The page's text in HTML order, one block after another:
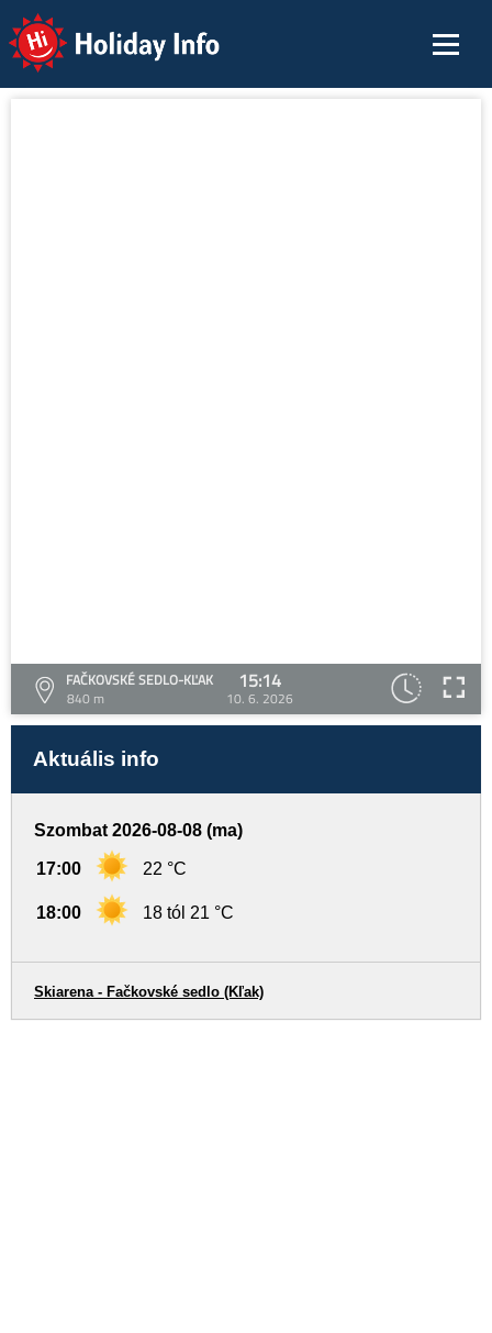
Holiday Info
FAČKOVSKÉ SEDLO-KĽAK
840 m
15:14
10. 6. 2026
Aktuális info
Szombat 2026-08-08 (ma)
17:00 22 °C
18:00 18 tól 21 °C
Skiarena - Fačkovské sedlo (Kľak)